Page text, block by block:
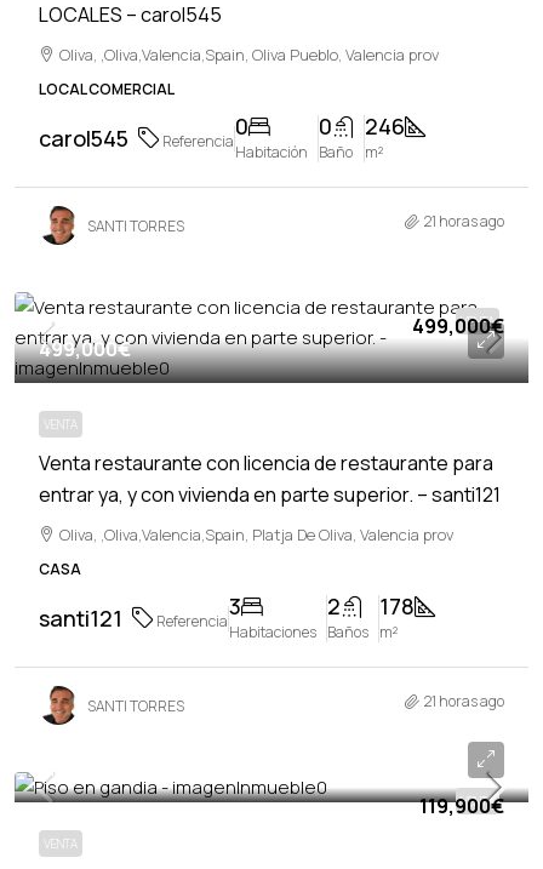
LOCALES – carol545
Oliva, ,Oliva,Valencia,Spain, Oliva Pueblo, Valencia prov
LOCAL COMERCIAL
carol545 Referencia
0
Habitación
0
Baño
246
m²
SANTI TORRES 21 horas ago
VENTA
499,000€
VENTA
Venta restaurante con licencia de restaurante para
entrar ya, y con vivienda en parte superior. – santi121
499,000€
Oliva, ,Oliva,Valencia,Spain, Platja De Oliva, Valencia prov
CASA
santi121 Referencia
3
Habitaciones
2
Baños
178
m²
SANTI TORRES 21 horas ago
VENTA
119,900€
VENTA
119,900€